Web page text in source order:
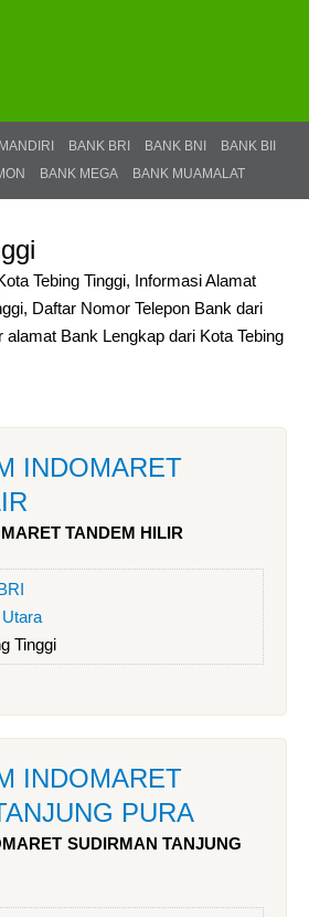
BANK BRI BANK BNI
BANK BII
BANK MEGA BANK MUAMALAT
Tebing Tinggi, Informasi Alamat
Daftar Nomor Telepon Bank dari
alamat Bank Lengkap dari Kota Tebing
INDOMARET
TANDEM HILIR
Tinggi
INDOMARET
PURA
SUDIRMAN TANJUNG